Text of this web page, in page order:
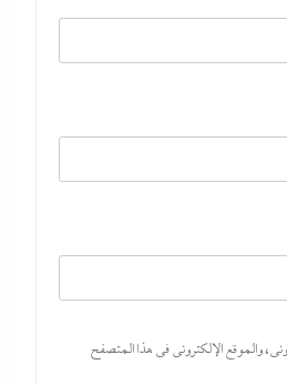
والموقع الإلكتروني في هذا المتصفح